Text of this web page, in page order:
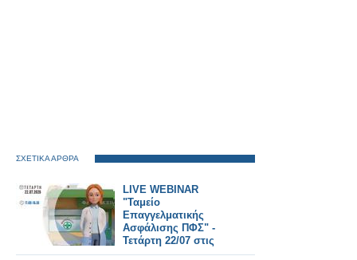
ΣΧΕΤΙΚΑ ΑΡΘΡΑ
LIVE WEBINAR
"Ταμείο
Επαγγελματικής
Ασφάλισης ΠΦΣ" -
Τετάρτη 22/07 στις
17:00